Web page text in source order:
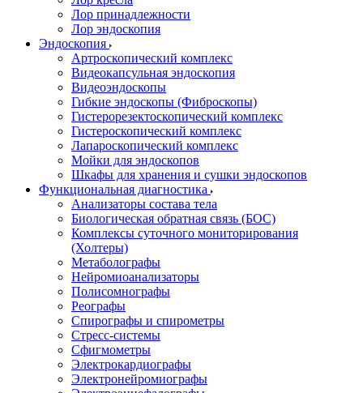
Лор принадлежности
Лор эндоскопия
Эндоскопия
Артроскопический комплекс
Видеокапсульная эндоскопия
Видеоэндоскопы
Гибкие эндоскопы (Фиброcкопы)
Гистерорезектоскопический комплекс
Гистероскопический комплекс
Лапароскопический комплекс
Мойки для эндоскопов
Шкафы для хранения и сушки эндоскопов
Функциональная диагностика
Анализаторы состава тела
Биологическая обратная связь (БОС)
Комплексы суточного мониторирования
(Холтеры)
Метаболографы
Нейромиоанализаторы
Полисомнографы
Реографы
Спирографы и спирометры
Стресс-системы
Сфигмометры
Электрокардиографы
Электронейромиографы